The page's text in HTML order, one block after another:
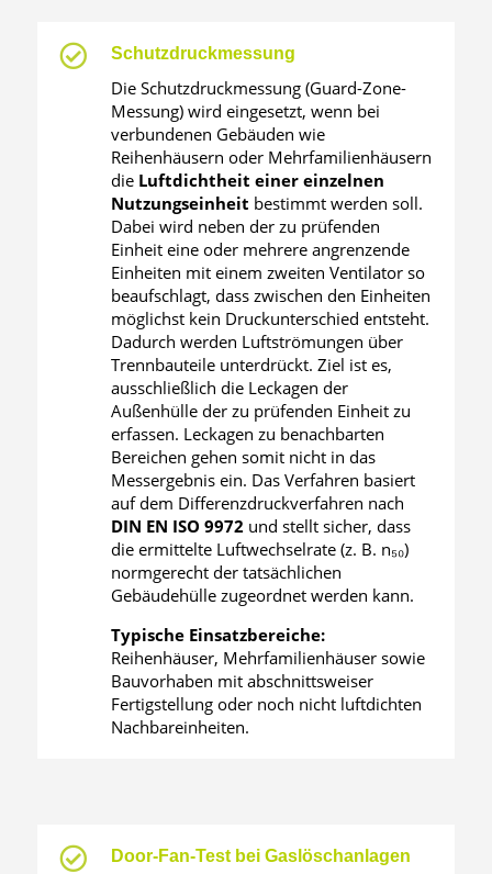
 Schutzdruckmessung
Die Schutzdruckmessung (Guard-Zone-
Messung) wird eingesetzt, wenn bei
verbundenen Gebäuden wie
Reihenhäusern oder Mehrfamilienhäusern
die Luftdichtheit einer einzelnen
Nutzungseinheit bestimmt werden soll.
Dabei wird neben der zu prüfenden
Einheit eine oder mehrere angrenzende
Einheiten mit einem zweiten Ventilator so
beaufschlagt, dass zwischen den Einheiten
möglichst kein Druckunterschied entsteht.
Dadurch werden Luftströmungen über
Trennbauteile unterdrückt. Ziel ist es,
ausschließlich die Leckagen der
Außenhülle der zu prüfenden Einheit zu
erfassen. Leckagen zu benachbarten
Bereichen gehen somit nicht in das
Messergebnis ein. Das Verfahren basiert
auf dem Differenzdruckverfahren nach
DIN EN ISO 9972und stellt sicher, dass
die ermittelte Luftwechselrate (z. B. n₅₀)
normgerecht der tatsächlichen
Gebäudehülle zugeordnet werden kann.
Typische Einsatzbereiche:
Reihenhäuser, Mehrfamilienhäuser sowie
Bauvorhaben mit abschnittsweiser
Fertigstellung oder noch nicht luftdichten
Nachbareinheiten.
 Door-Fan-Test bei Gaslöschanlagen